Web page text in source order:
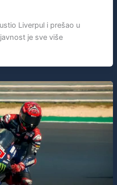
Liverpul i prešao u
je sve više